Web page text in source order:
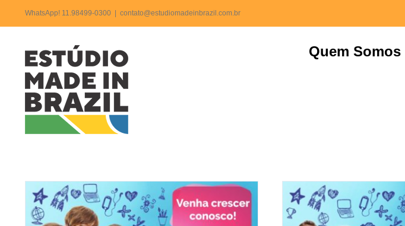
para
conteúdo
WhatsApp! 11.98499-0300 contato@estudiomadeinbrazil.com.br
Quem Somos